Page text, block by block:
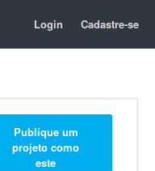
Login Cadastre-se
Publique um
projeto como
este